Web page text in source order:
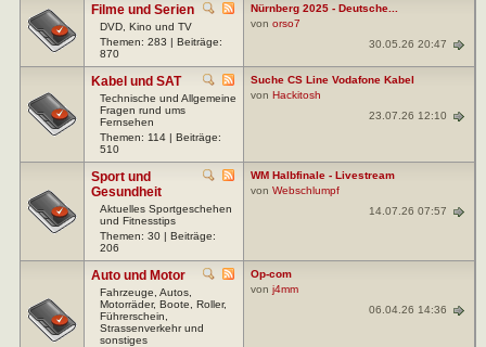
Filme und Serien
DVD, Kino und TV
Themen: 283 | Beiträge:
870
Nürnberg 2025 - Deutsche...
von orso7
30.05.26 20:47
Kabel und SAT
Technische und Allgemeine
Fragen rund ums
Fernsehen
Themen: 114 | Beiträge:
510
Suche CS Line Vodafone Kabel
von Hackitosh
23.07.26 12:10
Sport und
Gesundheit
Aktuelles Sportgeschehen
und Fitnesstips
Themen: 30 | Beiträge:
206
WM Halbfinale - Livestream
von Webschlumpf
14.07.26 07:57
Auto und Motor
Fahrzeuge, Autos,
Motorräder, Boote, Roller,
Führerschein,
Strassenverkehr und
sonstiges
Op-com
von j4mm
06.04.26 14:36